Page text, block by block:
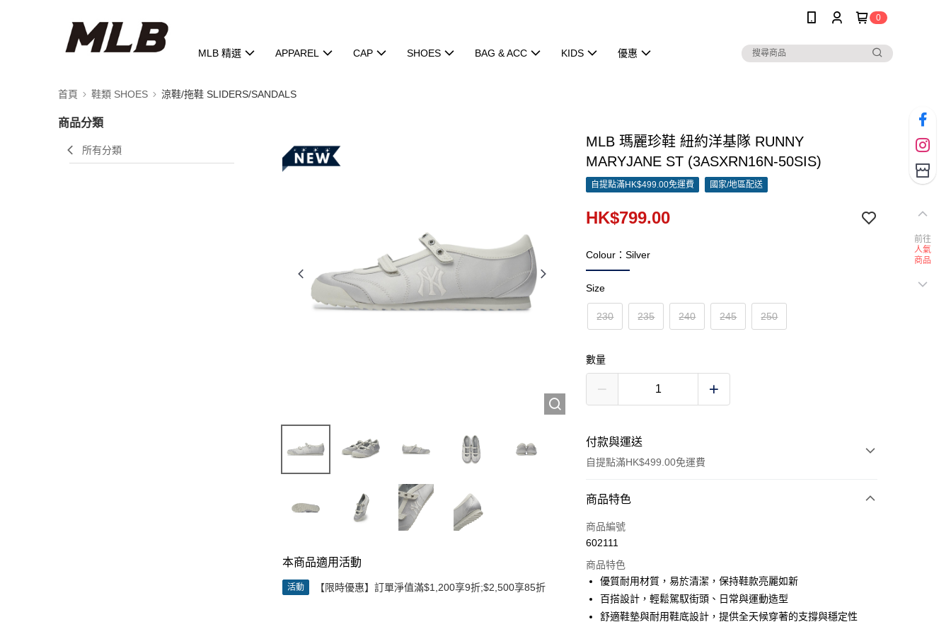
0
MLB 精選 APPAREL CAP SHOES BAG & ACC KIDS 優惠
首頁 鞋類 SHOES 涼鞋/拖鞋 SLIDERS/SANDALS
商品分類
所有分類
本商品適用活動
活動 【限時優惠】訂單淨值滿$1,200享9折;$2,500享85折
MLB 瑪麗珍鞋 紐約洋基隊 RUNNY
MARYJANE ST (3ASXRN16N-50SIS)
自提點滿HK$499.00免運費 國家/地區配送
HK$799.00
Colour：Silver
Size
230 235 240 245 250
數量
付款與運送
自提點滿HK$499.00免運費
付款方式
信用卡
Google Pay
AlipayHK
商品特色
商品編號
602111
商品特色
優質耐用材質，易於清潔，保持鞋款亮麗如新
百搭設計，輕鬆駕馭街頭、日常與運動造型
舒適鞋墊與耐用鞋底設計，提供全天候穿著的支撐與穩定性
前往
人氣
商品